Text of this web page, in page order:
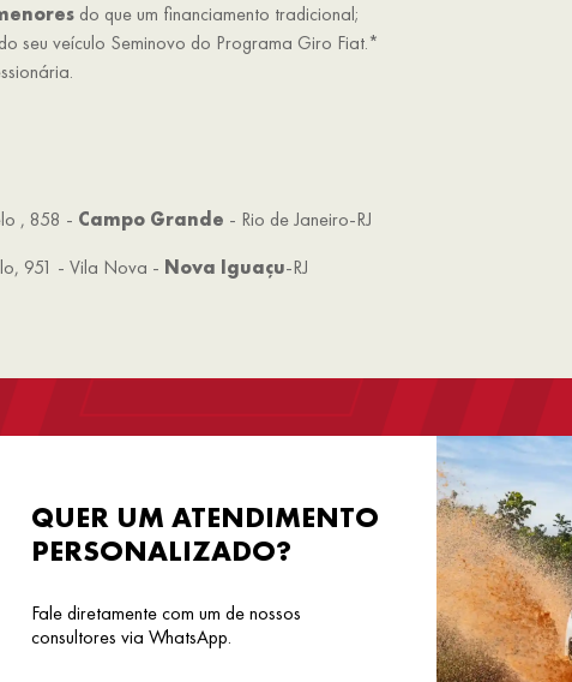
do que um financiamento tradicional;
seu veículo Seminovo do Programa Giro Fiat.*
, 858 - Campo Grande - Rio de Janeiro-RJ
951 - Vila Nova - Nova Iguaçu-RJ
QUER UM ATENDIMENTO
PERSONALIZADO?
Fale diretamente com um de nossos
consultores via WhatsApp.